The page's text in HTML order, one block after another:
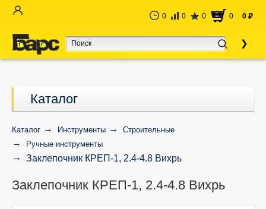
0 0 0 0 0 руб
Каталог
Каталог Инструменты
Строительные
Ручные инструменты
Заклепочник КРЕП-1, 2.4-4.8 Вихрь
Заклепочник КРЕП-1, 2.4-4.8 Вихрь